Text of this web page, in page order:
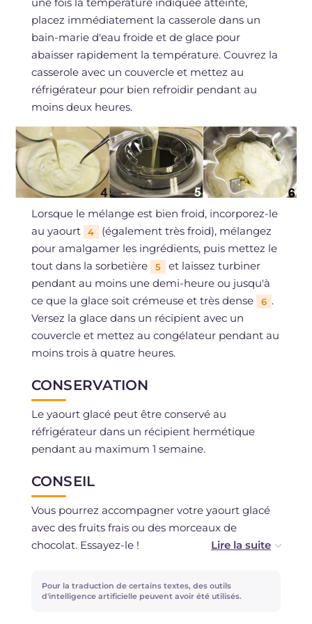
placez immédiatement la casserole dans un
bain-marie d'eau froide et de glace pour
abaisser rapidement la température. Couvrez la
casserole avec un couvercle et mettez au
réfrigérateur pour bien refroidir pendant au
moins deux heures.
Lorsque le mélange est bien froid, incorporez-le
au yaourt
4
(également très froid), mélangez
pour amalgamer les ingrédients, puis mettez le
tout dans la sorbetière
5
et laissez turbiner
pendant au moins une demi-heure ou jusqu'à
ce que la glace soit crémeuse et très dense
6 .
Versez la glace dans un récipient avec un
couvercle et mettez au congélateur pendant au
moins trois à quatre heures.
CONSERVATION
Le yaourt glacé peut être conservé au
réfrigérateur dans un récipient hermétique
pendant au maximum 1 semaine.
CONSEIL
Vous pourrez accompagner votre yaourt glacé
avec des fruits frais ou des morceaux de
chocolat. Essayez-le !
La farine de caroube est un produit que l'on
peut acheter dans les magasins de produits
Pour la traduction de certains textes, des outils
d'intelligence artificielle peuvent avoir été utilisés.